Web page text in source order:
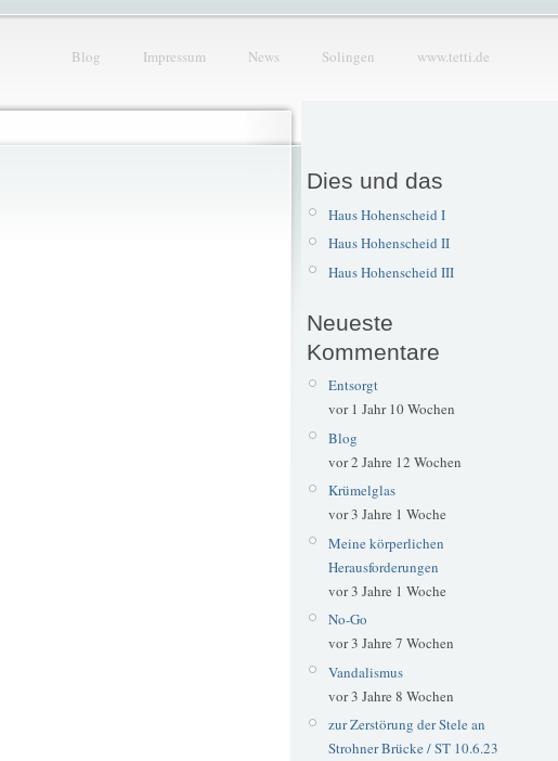
Blog Impressum News Solingen www.tetti.de
Dies und das
Haus Hohenscheid I
Haus Hohenscheid II
Haus Hohenscheid III
Neueste
Kommentare
Entsorgt
vor 1 Jahr 10 Wochen
Blog
vor 2 Jahre 12 Wochen
Krümelglas
vor 3 Jahre 1 Woche
Meine körperlichen
Herausforderungen
vor 3 Jahre 1 Woche
No-Go
vor 3 Jahre 7 Wochen
Vandalismus
vor 3 Jahre 8 Wochen
zur Zerstörung der Stele an
Strohner Brücke / ST 10.6.23